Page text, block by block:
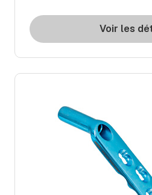
Voir les